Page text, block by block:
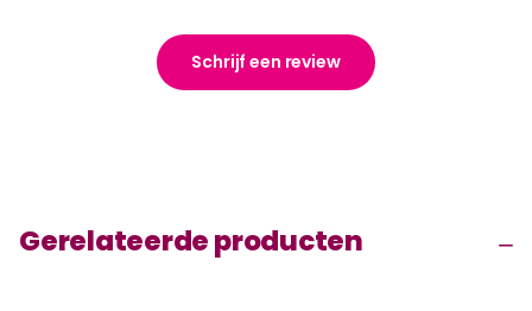
Schrijf een review
Gerelateerde producten